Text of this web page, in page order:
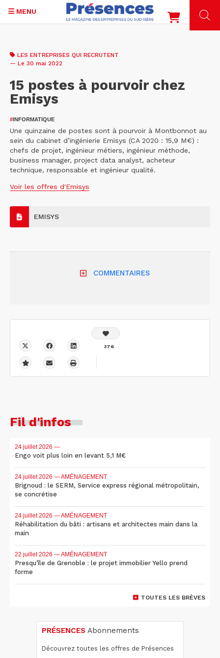
contenu
MENU
LES ENTREPRISES QUI RECRUTENT
— Le 30 mai 2022
15 postes à pourvoir chez
Emisys
#INFORMATIQUE
Une quinzaine de postes sont à pourvoir à Montbonnot au
sein du cabinet d’ingénierie Emisys (CA 2020 : 15,9 M€) :
chefs de projet, ingénieur métiers, ingénieur méthode,
business manager, project data analyst, acheteur
technique, responsable et ingénieur qualité.
Voir les offres d'Emisys
EMISYS
COMMENTAIRES
376
Fil d'infos
24 juillet 2026 —
Engo voit plus loin en levant 5,1 M€
24 juillet 2026 — AMÉNAGEMENT
Brignoud : le SERM, Service express régional métropolitain,
se concrétise
24 juillet 2026 — AMÉNAGEMENT
Réhabilitation du bâti : artisans et architectes main dans la
main
22 juillet 2026 — AMÉNAGEMENT
Presqu'île de Grenoble : le projet immobilier Yello prend
forme
TOUTES LES BRÈVES
PRÉSENCES Abonnements
Découvrez toutes les offres de Présences